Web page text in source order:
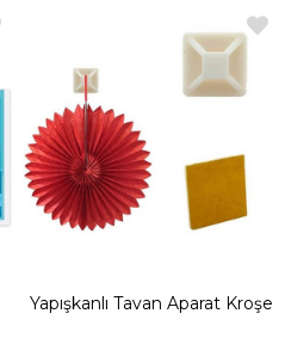
Yapışkanlı Tavan Aparat Kroşe